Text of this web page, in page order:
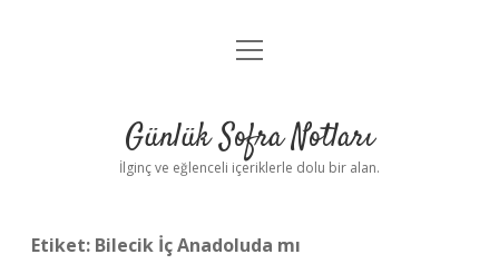
Anasayfa
Yasal Uyarı
menüyü
Günlük Sofra Notları
İlginç ve eğlenceli içeriklerle dolu bir alan.
Etiket: Bilecik İç Anadoluda mı